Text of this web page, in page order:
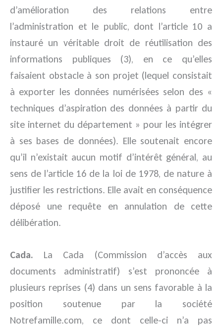
d’amélioration des relations entre
l’administration et le public, dont l’article 10 a
instauré un véritable droit de réutilisation des
informations publiques (3), en ce qu’elles
faisaient obstacle à son projet (lequel consistait
à exporter les données numérisées selon des «
techniques d’aspiration des données à partir du
site internet du département » pour les intégrer
à ses bases de données). Elle soutenait encore
qu’il n’existait aucun motif d’intérêt général, au
sens de l’article 16 de la loi de 1978, de nature à
justifier les restrictions. Elle avait en conséquence
déposé une requête en annulation de cette
délibération.
Cada. La Cada (Commission d’accès aux
documents administratif) s’est prononcée à
plusieurs reprises (4) dans un sens favorable à la
position soutenue par la société
Notrefamille.com, ce dont celle-ci n’a pas